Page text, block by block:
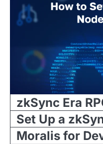
zkSync Era
Set Up a
Moralis for